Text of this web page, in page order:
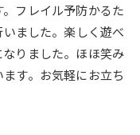
フレイル予防かるた
ました。楽しく遊べ
りました。ほほ笑み
す。お気軽にお立ち